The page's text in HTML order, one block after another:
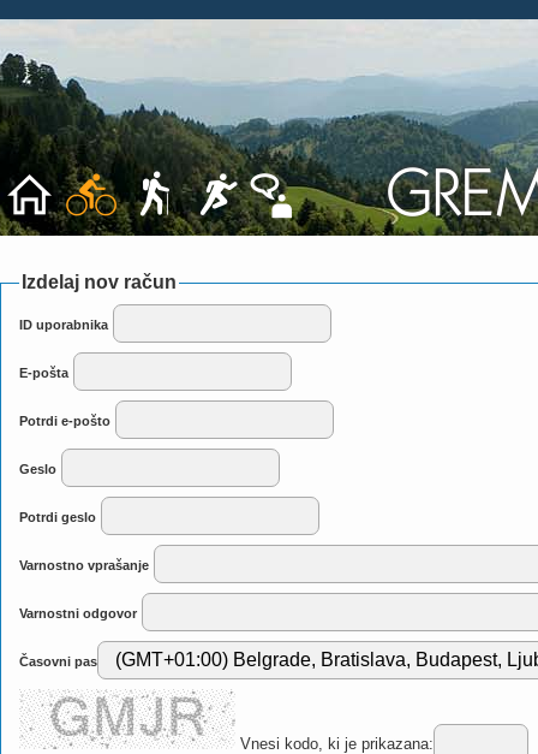
Izdelaj nov račun
ID uporabnika
E-pošta
Potrdi e-pošto
Geslo
Potrdi geslo
Varnostno vprašanje
Varnostni odgovor
Časovni pas
Vnesi kodo, ki je prikazana: